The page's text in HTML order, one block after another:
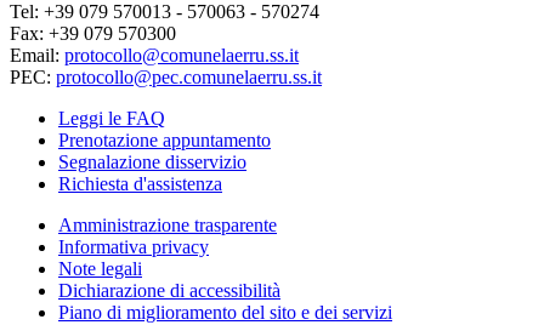
Tel: +39 079 570013 - 570063 - 570274
Fax: +39 079 570300
Email: protocollo@comunelaerru.ss.it
PEC: protocollo@pec.comunelaerru.ss.it
Leggi le FAQ
Prenotazione appuntamento
Segnalazione disservizio
Richiesta d'assistenza
Amministrazione trasparente
Informativa privacy
Note legali
Dichiarazione di accessibilità
Piano di miglioramento del sito e dei servizi